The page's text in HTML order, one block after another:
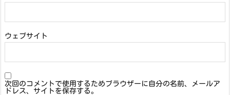
ウェブサイト
次回のコメントで使用するためブラウザーに自分の名前、メールア
ドレス、サイトを保存する。